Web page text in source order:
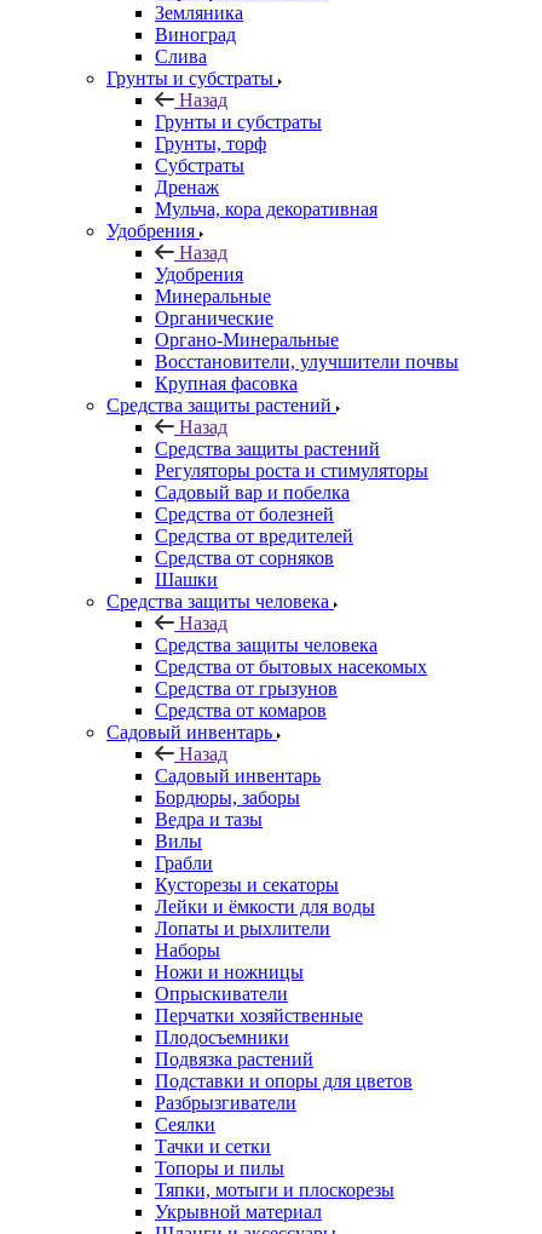
Земляника
Виноград
Слива
Грунты и субстраты
Назад
Грунты и субстраты
Грунты, торф
Субстраты
Дренаж
Мульча, кора декоративная
Удобрения
Назад
Удобрения
Минеральные
Органические
Органо-Минеральные
Восстановители, улучшители почвы
Крупная фасовка
Средства защиты растений
Назад
Средства защиты растений
Регуляторы роста и стимуляторы
Садовый вар и побелка
Средства от болезней
Средства от вредителей
Средства от сорняков
Шашки
Средства защиты человека
Назад
Средства защиты человека
Средства от бытовых насекомых
Средства от грызунов
Средства от комаров
Садовый инвентарь
Назад
Садовый инвентарь
Бордюры, заборы
Ведра и тазы
Вилы
Грабли
Кусторезы и секаторы
Лейки и ёмкости для воды
Лопаты и рыхлители
Наборы
Ножи и ножницы
Опрыскиватели
Перчатки хозяйственные
Плодосъемники
Подвязка растений
Подставки и опоры для цветов
Разбрызгиватели
Сеялки
Тачки и сетки
Топоры и пилы
Тяпки, мотыги и плоскорезы
Укрывной материал